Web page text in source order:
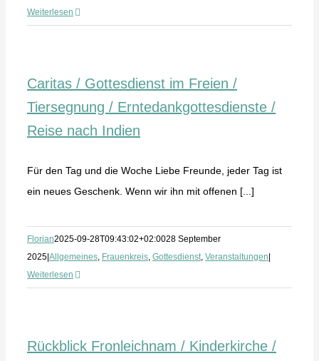
Weiterlesen
Caritas / Gottesdienst im Freien /
Tiersegnung / Erntedankgottesdienste /
Reise nach Indien
Für den Tag und die Woche Liebe Freunde, jeder Tag ist
ein neues Geschenk. Wenn wir ihn mit offenen [...]
Florian2025-09-28T09:43:02+02:0028 September
2025 Allgemeines, Frauenkreis, Gottesdienst, Veranstaltungen
Weiterlesen
Rückblick Fronleichnam / Kinderkirche /